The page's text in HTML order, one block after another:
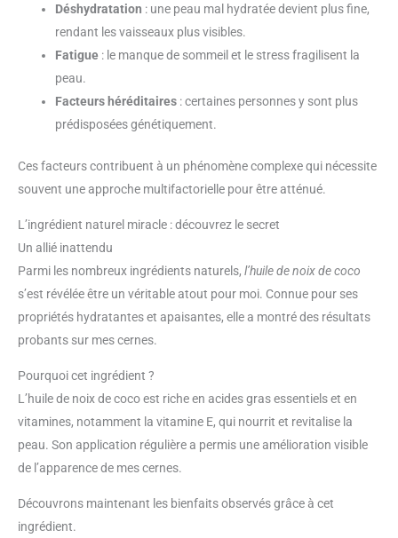
Déshydratation : une peau mal hydratée devient plus fine,
rendant les vaisseaux plus visibles.
Fatigue : le manque de sommeil et le stress fragilisent la
peau.
Facteurs héréditaires : certaines personnes y sont plus
prédisposées génétiquement.
Ces facteurs contribuent à un phénomène complexe qui nécessite
souvent une approche multifactorielle pour être atténué.
L’ingrédient naturel miracle : découvrez le secret
Un allié inattendu
Parmi les nombreux ingrédients naturels, l’huile de noix de coco
s’est révélée être un véritable atout pour moi. Connue pour ses
propriétés hydratantes et apaisantes, elle a montré des résultats
probants sur mes cernes.
Pourquoi cet ingrédient ?
L’huile de noix de coco est riche en acides gras essentiels et en
vitamines, notamment la vitamine E, qui nourrit et revitalise la
peau. Son application régulière a permis une amélioration visible
de l’apparence de mes cernes.
Découvrons maintenant les bienfaits observés grâce à cet
ingrédient.